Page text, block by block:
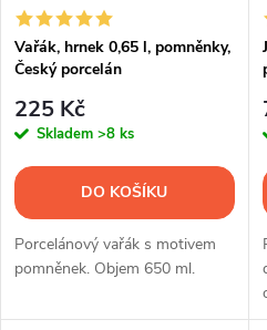
Vařák, hrnek 0,65 l, pomněnky,
Český porcelán
225 Kč
Skladem >8 ks
DO KOŠÍKU
Porcelánový vařák s motivem
pomněnek. Objem 650 ml.